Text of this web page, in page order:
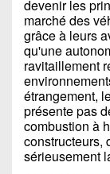
devenir les
marché des
grâce à leurs
qu'une
ravitaillement
étrangement,
présente pas
combustion à
constructeurs,
sérieusement